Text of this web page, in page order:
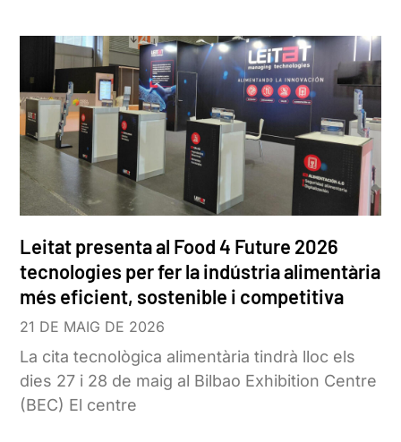
Leitat presenta al Food 4 Future 2026
tecnologies per fer la indústria alimentària
més eficient, sostenible i competitiva
21 DE MAIG DE 2026
La cita tecnològica alimentària tindrà lloc els
dies 27 i 28 de maig al Bilbao Exhibition Centre
(BEC) El centre